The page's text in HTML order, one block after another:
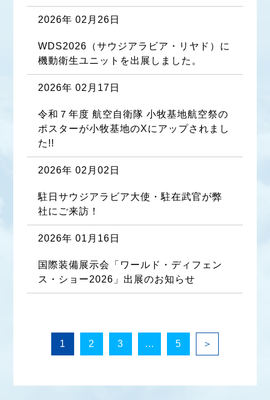
2026年 02月26日
WDS2026（サウジアラビア・リヤド）に
機動衛生ユニットを出展しました。
2026年 02月17日
令和７年度 航空自衛隊 小牧基地航空祭の
ポスターが小牧基地のXにアップされまし
た!!
2026年 02月02日
駐日サウジアラビア大使・駐在武官が弊
社にご来訪！
2026年 01月16日
国際装備展示会「ワールド・ディフェン
ス・ショー2026」出展のお知らせ
1 2 3 … 5 ＞